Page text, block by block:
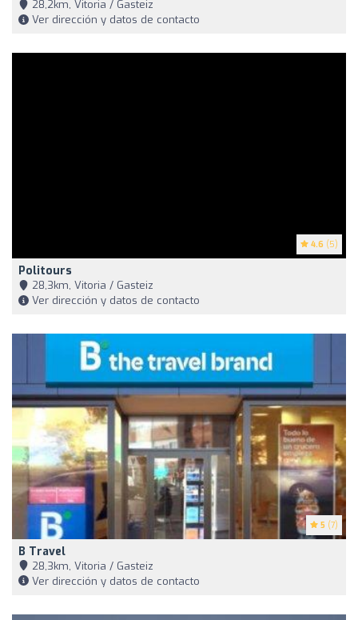
28,2km, Vitoria / Gasteiz
Ver dirección y datos de contacto
4.6 (5)
Politours
28,3km, Vitoria / Gasteiz
Ver dirección y datos de contacto
5 (7)
B Travel
28,3km, Vitoria / Gasteiz
Ver dirección y datos de contacto